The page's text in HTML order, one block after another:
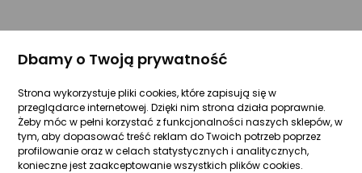
Dbamy o Twoją prywatność
Strona wykorzystuje pliki cookies, które zapisują się w
przeglądarce internetowej. Dzięki nim strona działa poprawnie.
Żeby móc w pełni korzystać z funkcjonalności naszych sklepów, w
tym, aby dopasować treść reklam do Twoich potrzeb poprzez
profilowanie oraz w celach statystycznych i analitycznych,
konieczne jest zaakceptowanie wszystkich plików cookies.